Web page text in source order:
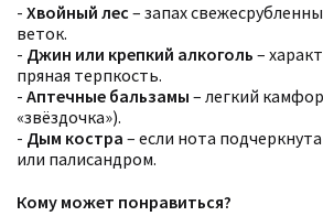
- Хвойный лес – запах
веток.
- Джин или крепкий алкоголь –
пряная терпкость.
- Аптечные бальзамы – легкий
«звёздочка»).
- Дым костра – если нота
или палисандром.
Кому может понравиться?